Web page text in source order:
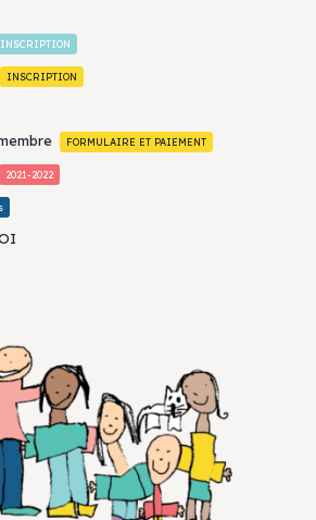
INSCRIPTION
INSCRIPTION
FORMULAIRE ET PAIEMENT
2021-2022